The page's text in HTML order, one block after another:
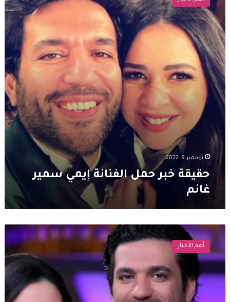
الفنانة
إيمي
سمير
غانم
نوفمبر 9, 2022
حقيقة خبر حمل الفنانة إيمي سمير
غانم
تحت
ـديد
السـ
ـلاح
أهم الأخبار